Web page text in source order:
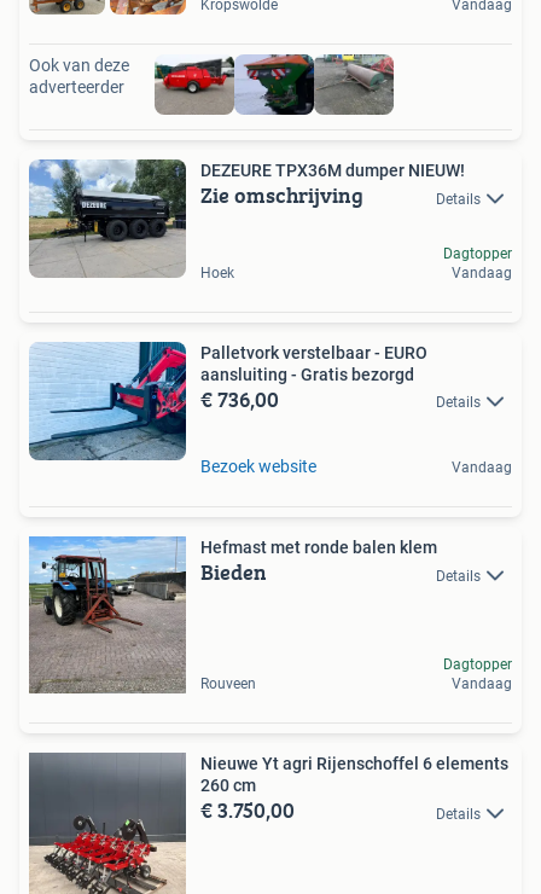
Kropswolde Vandaag
Ook van deze
adverteerder
DEZEURE TPX36M dumper NIEUW!
Zie omschrijving Details
Hoek
Dagtopper
Vandaag
Palletvork verstelbaar - EURO
aansluiting - Gratis bezorgd
€ 736,00 Details
Bezoek website Vandaag
Hefmast met ronde balen klem
Bieden Details
Rouveen
Dagtopper
Vandaag
Nieuwe Yt agri Rijenschoffel 6 elements
260 cm
€ 3.750,00 Details